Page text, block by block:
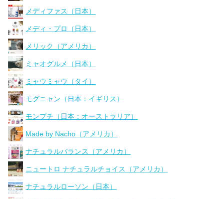
メディファス（日本）
メディ・プロ（日本）
メリック（アメリカ）
ミャオグルメ（日本）
ミャウミャウ（タイ）
モグニャン（日本：イギリス）
モンプチ（日本：オーストラリア）
Made by Nacho（アメリカ）
ナチュラルバランス（アメリカ）
ニュートロ ナチュラルチョイス（アメリカ）
ナチュラルローソン（日本）